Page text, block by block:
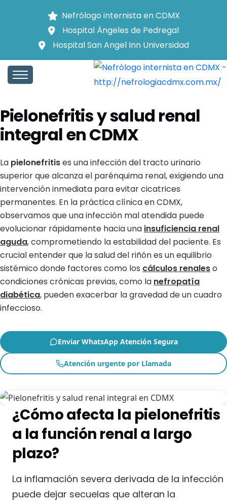
Nefrólogo internista en CDMX
Hospital Ángeles de Pedregal
Hospital San Angel Inn Universidad
Inicio Pielonefritis
INICIO
Pielonefritis y salud renal
integral en CDMX
La pielonefritises una infección del tracto urinario
superior que alcanza el parénquima renal, exigiendo una
intervención inmediata para evitar cicatrices
permanentes. En la práctica clínica en CDMX,
observamos que una infección mal atendida puede
evolucionar rápidamente hacia una insuficiencia renal
aguda, comprometiendo la estabilidad del paciente. Es
crucial entender que la salud del riñón es un equilibrio
sistémico donde factores como los cálculos renaleso
condiciones crónicas previas, como la nefropatía
diabética, pueden exacerbar la gravedad de un cuadro
infeccioso.
Enviar WhatsApp Atención Segura
Atención urgente por Llamada
¿Cómo afecta la pielonefritis
a la función renal a largo
plazo?
La inflamación severa derivada de la infección
puede dejar secuelas que alteran la